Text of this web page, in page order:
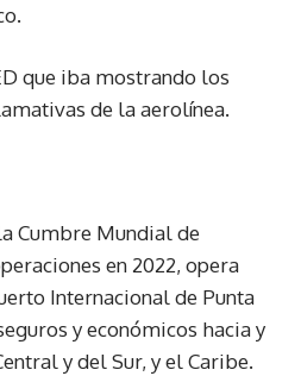
que iba mostrando los
de la aerolínea.
Cumbre Mundial de
en 2022, opera
Internacional de Punta
y económicos hacia y
y del Sur, y el Caribe.